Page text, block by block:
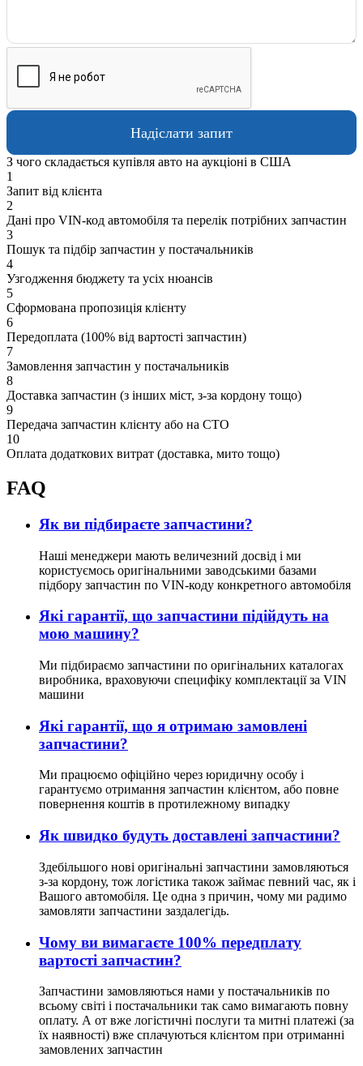
З чого складається купівля авто на аукціоні в США
1
Запит від клієнта
2
Дані про VIN-код автомобіля та перелік потрібних запчастин
3
Пошук та підбір запчастин у постачальників
4
Узгодження бюджету та усіх нюансів
5
Сформована пропозиція клієнту
6
Передоплата (100% від вартості запчастин)
7
Замовлення запчастин у постачальників
8
Доставка запчастин (з інших міст, з-за кордону тощо)
9
Передача запчастин клієнту або на СТО
10
Оплата додаткових витрат (доставка, мито тощо)
FAQ
Як ви підбираєте запчастини?
Наші менеджери мають величезний досвід і ми
користуємось оригінальними заводськими базами
підбору запчастин по VIN-коду конкретного автомобіля
Які гарантії, що запчастини підійдуть на
мою машину?
Ми підбираємо запчастини по оригінальних каталогах
виробника, враховуючи специфіку комплектації за VIN
машини
Які гарантії, що я отримаю замовлені
запчастини?
Ми працюємо офіційно через юридичну особу і
гарантуємо отримання запчастин клієнтом, або повне
повернення коштів в протилежному випадку
Як швидко будуть доставлені запчастини?
Здебільшого нові оригінальні запчастини замовляються
з-за кордону, тож логістика також займає певний час, як і
Вашого автомобіля. Це одна з причин, чому ми радимо
замовляти запчастини заздалегідь.
Чому ви вимагаєте 100% передплату
вартості запчастин?
Запчастини замовляються нами у постачальників по
всьому світі і постачальники так само вимагають повну
оплату. А от вже логістичні послуги та митні платежі (за
їх наявності) вже сплачуються клієнтом при отриманні
замовлених запчастин